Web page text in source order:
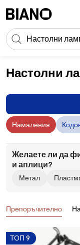
Търсене
Настолни
Осветителни тела
Намаления
Желаете ли да
и аплици?
Метал
Продукти
Препоръчително
ТОП 9